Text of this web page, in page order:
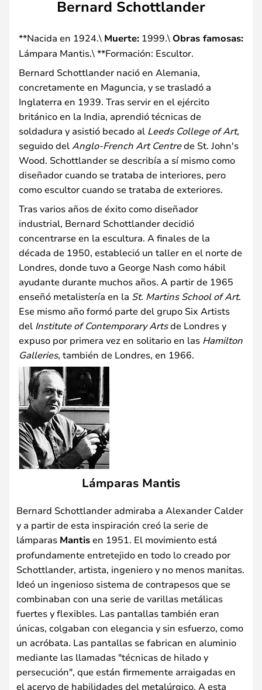
Bernard Schottlander
**Nacida en 1924.\ Muerte: 1999.\ Obras famosas:
Lámpara Mantis.\ **Formación: Escultor.
Bernard Schottlander nació en Alemania,
concretamente en Maguncia, y se trasladó a
Inglaterra en 1939. Tras servir en el ejército
británico en la India, aprendió técnicas de
soldadura y asistió becado al Leeds College of Art,
seguido del Anglo-French Art Centrede St. John's
Wood. Schottlander se describía a sí mismo como
diseñador cuando se trataba de interiores, pero
como escultor cuando se trataba de exteriores.
Tras varios años de éxito como diseñador
industrial, Bernard Schottlander decidió
concentrarse en la escultura. A finales de la
década de 1950, estableció un taller en el norte de
Londres, donde tuvo a George Nash como hábil
ayudante durante muchos años. A partir de 1965
enseñó metalistería en la St. Martins School of Art.
Ese mismo año formó parte del grupo Six Artists
del Institute of Contemporary Artsde Londres y
expuso por primera vez en solitario en las Hamilton
Galleries, también de Londres, en 1966.
Lámparas Mantis
Bernard Schottlander admiraba a Alexander Calder
y a partir de esta inspiración creó la serie de
lámparas Mantisen 1951. El movimiento está
profundamente entretejido en todo lo creado por
Schottlander, artista, ingeniero y no menos manitas.
Ideó un ingenioso sistema de contrapesos que se
combinaban con una serie de varillas metálicas
fuertes y flexibles. Las pantallas también eran
únicas, colgaban con elegancia y sin esfuerzo, como
un acróbata. Las pantallas se fabrican en aluminio
mediante las llamadas "técnicas de hilado y
persecución", que están firmemente arraigadas en
el acervo de habilidades del metalúrgico. A esta